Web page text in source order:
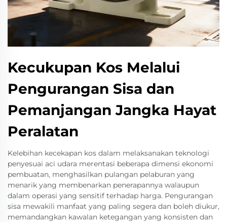
Kecukupan Kos Melalui
Pengurangan Sisa dan
Pemanjangan Jangka Hayat
Peralatan
Kelebihan kecekapan kos dalam melaksanakan teknologi
penyesuai aci udara merentasi beberapa dimensi ekonomi
pembuatan, menghasilkan pulangan pelaburan yang
menarik yang membenarkan penerapannya walaupun
dalam operasi yang sensitif terhadap harga. Pengurangan
sisa mewakili manfaat yang paling segera dan boleh diukur,
memandangkan kawalan ketegangan yang konsisten dan